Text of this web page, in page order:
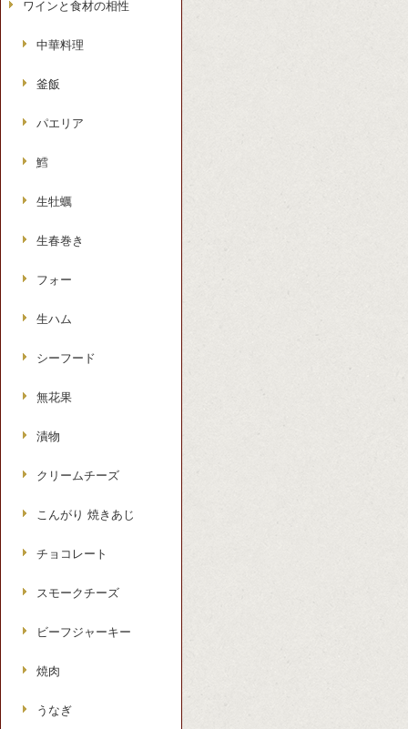
ワインと食材の相性
中華料理
釜飯
パエリア
鱈
生牡蠣
生春巻き
フォー
生ハム
シーフード
無花果
漬物
クリームチーズ
こんがり 焼きあじ
チョコレート
スモークチーズ
ビーフジャーキー
焼肉
うなぎ